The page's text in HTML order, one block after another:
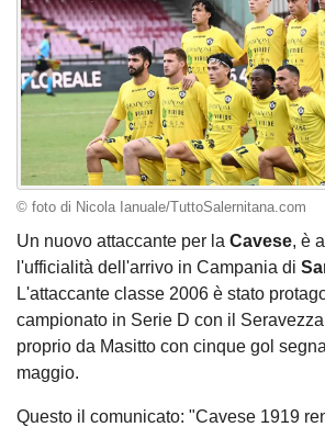
© foto di Nicola Ianuale/TuttoSalernitana.com
Un nuovo attaccante per la Cavese, è
l'ufficialità dell'arrivo in Campania di
L'attaccante classe 2006 è stato
campionato in Serie D con il
proprio da Masitto con cinque gol
maggio.
Questo il comunicato: "Cavese 1919